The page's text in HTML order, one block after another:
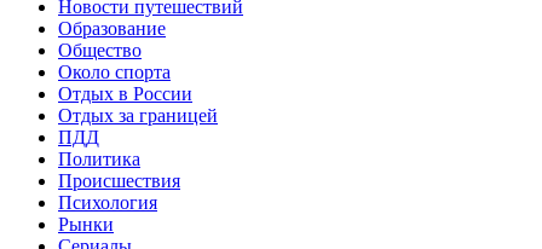
Новости путешествий
Образование
Общество
Около спорта
Отдых в России
Отдых за границей
ПДД
Политика
Происшествия
Психология
Рынки